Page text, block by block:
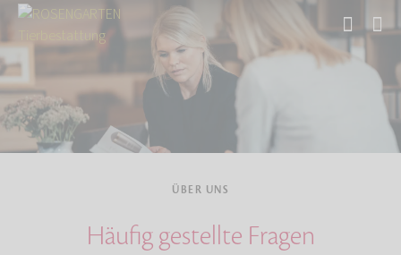
Start
ÜBER UNS
Häufig gestellte Fragen